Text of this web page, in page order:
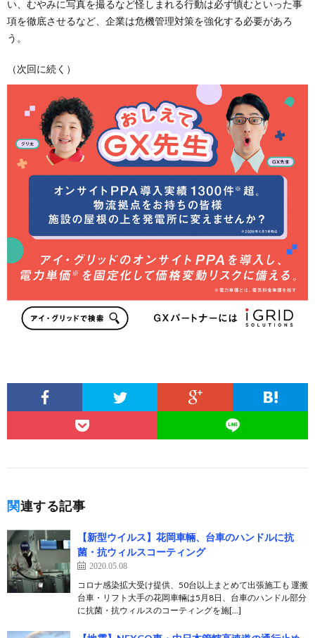
い、むやみに写真を撮るなど怪しまれる行動は必ず慎むといった事
項を徹底させるなど、企業は危機管理対策を強化する必要があろ
う。
（次回に続く）
関連する記事
【新型ウイルス】花岡車輛、台車のハンドルに抗
菌・抗ウィルスコーティング
2020.05.08
コロナ感染拡大受け提供、50台以上まとめて出張施工も 運搬
台車・リフト大手の花岡車輛は5月8日、台車のハンドル部分
に抗菌・抗ウィルスのコーティングを施[…]